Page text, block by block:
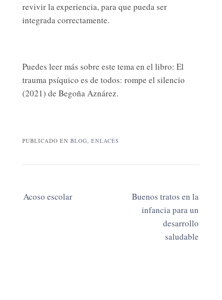
revivir la experiencia, para que pueda ser
integrada correctamente.
Puedes leer más sobre este tema en el libro: El
trauma psíquico es de todos: rompe el silencio
(2021) de Begoña Aznárez.
PUBLICADO EN BLOG, ENLACES
Navegación
Acoso escolar
Buenos tratos en la
infancia para un
desarrollo
saludable